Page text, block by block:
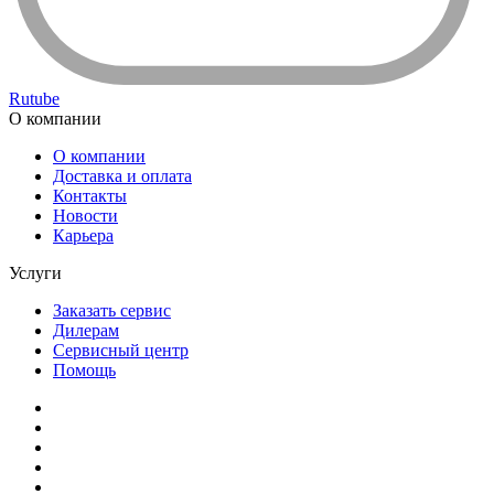
Rutube
О компании
О компании
Доставка и оплата
Контакты
Новости
Карьера
Услуги
Заказать сервис
Дилерам
Сервисный центр
Помощь